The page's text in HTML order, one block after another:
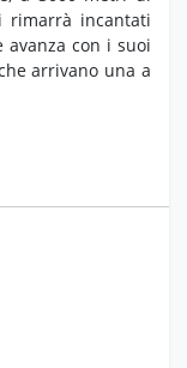
rimarrà incantati
avanza con i suoi
arrivano una a